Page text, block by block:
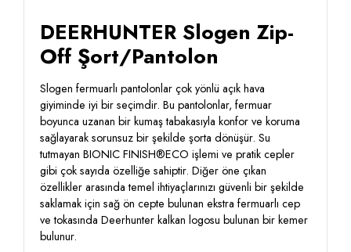
DEERHUNTER Slogen Zip-
Off Şort/Pantolon
Slogen fermuarlı pantolonlar çok yönlü açık hava
giyiminde iyi bir seçimdir. Bu pantolonlar, fermuar
boyunca uzanan bir kumaş tabakasıyla konfor ve koruma
sağlayarak sorunsuz bir şekilde şorta dönüşür. Su
tutmayan BIONIC FINISH®ECO işlemi ve pratik cepler
gibi çok sayıda özelliğe sahiptir. Diğer öne çıkan
özellikler arasında temel ihtiyaçlarınızı güvenli bir şekilde
saklamak için sağ ön cepte bulunan ekstra fermuarlı cep
ve tokasında Deerhunter kalkan logosu bulunan bir kemer
bulunur.